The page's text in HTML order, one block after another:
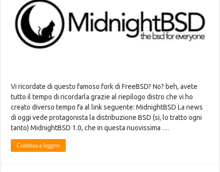
Vi ricordate di questo famoso fork di FreeBSD? No? beh, avete
tutto il tempo di ricordarla grazie al riepilogo distro che vi ho
creato diverso tempo fa al link seguente: MidnightBSD La news
di oggi vede protagonista la distribuzione BSD (si, lo tratto ogni
tanto) MidnightBSD 1.0, che in questa nuovissima …
Continua a leggere